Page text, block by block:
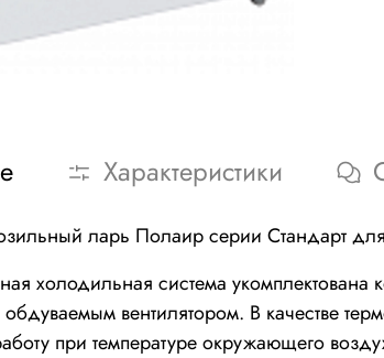
Характеристики
ларь Полаир серии Стандарт
холодильная система
вентилятором. В качестве
при температуре окружающего